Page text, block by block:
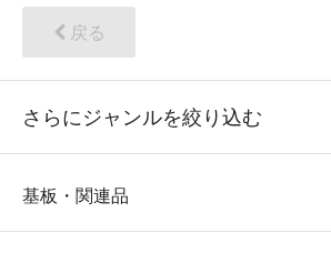
戻る
さらにジャンルを絞り込む
基板・関連品